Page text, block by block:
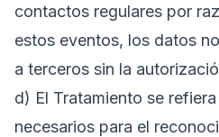
contactos regulares por
estos eventos, los datos
a terceros sin la
d) El Tratamiento se
necesarios para el